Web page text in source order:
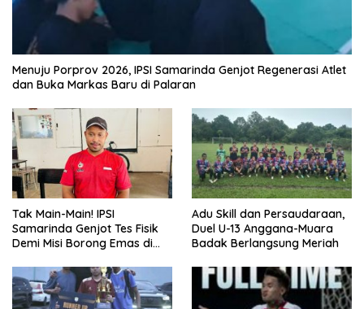
Menuju Porprov 2026, IPSI Samarinda Genjot Regenerasi Atlet
dan Buka Markas Baru di Palaran
Tak Main-Main! IPSI
Samarinda Genjot Tes Fisik
Demi Misi Borong Emas di
Adu Skill dan Persaudaraan,
Duel U-13 Anggana-Muara
Badak Berlangsung Meriah